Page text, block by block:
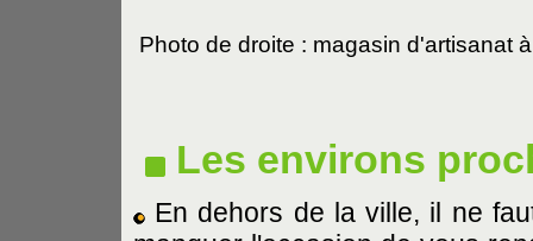
Photo de droite : magasin d'artisanat
Les environs
En dehors de la ville, il ne